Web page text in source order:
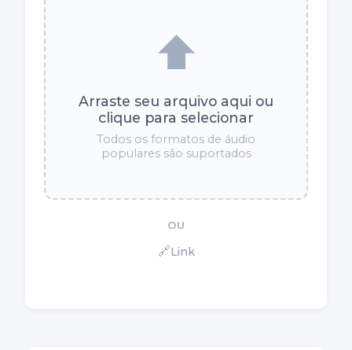
⬆️
Arraste seu arquivo aqui ou
clique para selecionar
Todos os formatos de áudio
populares são suportados
OU
🔗Link